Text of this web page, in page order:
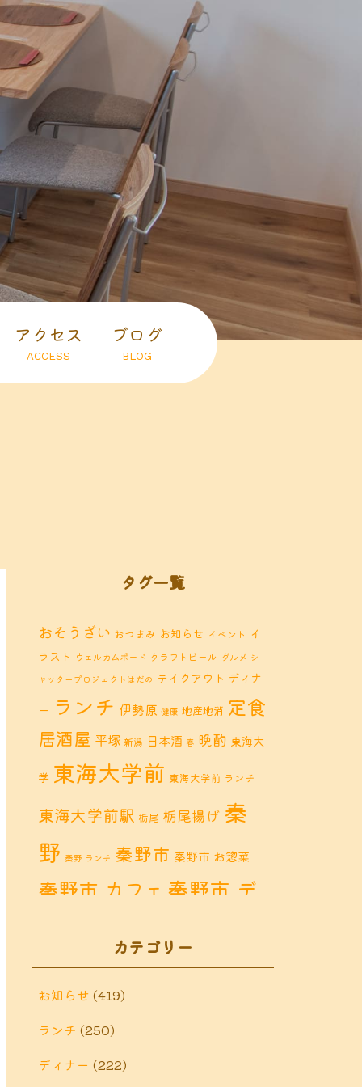
アクセス
ACCESS
ブログ
BLOG
タグ一覧
おそうざい おつまみ お知らせ イベント イ
ラスト ウェルカムボード クラフトビール グルメ シ
ャッタープロジェクトはだの テイクアウト ディナ
ー ランチ 伊勢原 健康 地産地消 定食
居酒屋 平塚 新潟 日本酒 春 晩酌 東海大
学 東海大学前 東海大学前 ランチ
東海大学前駅 栃尾 栃尾揚げ 秦
野 秦野 ランチ 秦野市 秦野市 お惣菜
秦野市 カフェ 秦野市 デ
市 定食 鶴巻 鶴巻 お惣菜 鶴巻 カフェ
鶴巻 ディナー
チ 鶴巻 定食
泉駅 黒板アート
カテゴリー
お知らせ (419)
ランチ (250)
ディナー (222)